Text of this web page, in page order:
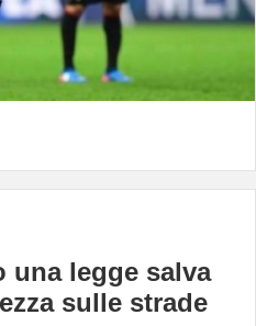
una legge salva
sulle strade